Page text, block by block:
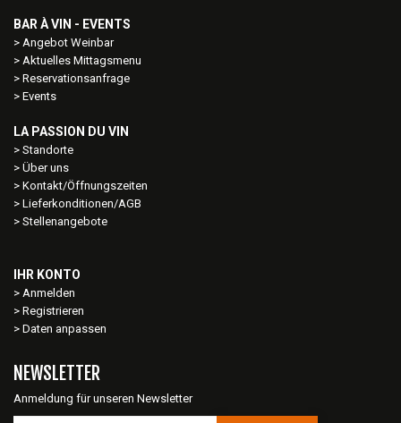
BAR À VIN - EVENTS
Angebot Weinbar
Aktuelles Mittagsmenu
Reservationsanfrage
Events
LA PASSION DU VIN
Standorte
Über uns
Kontakt/Öffnungszeiten
Lieferkonditionen/AGB
Stellenangebote
IHR KONTO
Anmelden
Registrieren
Daten anpassen
NEWSLETTER
Anmeldung für unseren Newsletter